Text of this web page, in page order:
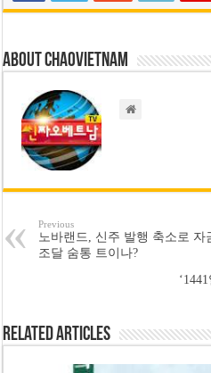
About chaovietnam
Previous
노바랜드, 신주 발행 축소로 자
조달 숨통 트이나?
Related Articles